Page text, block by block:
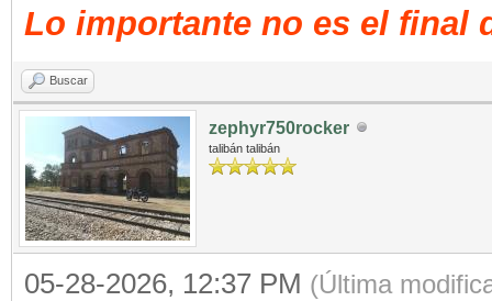
Lo importante no es el final
Buscar
zephyr750rocker
talibán talibán
05-28-2026, 12:37 PM (Última